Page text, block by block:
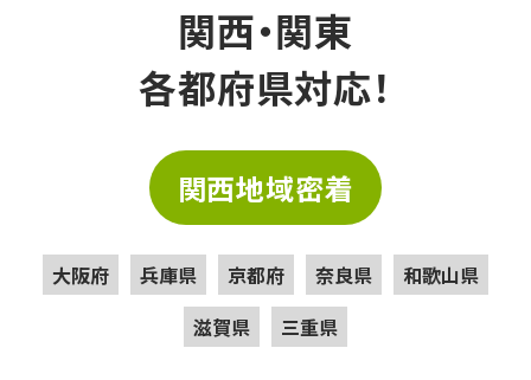
関西・関東
各都府県対応！
関西地域密着
大阪府 兵庫県 京都府 奈良県
和歌山県
滋賀県
三重県